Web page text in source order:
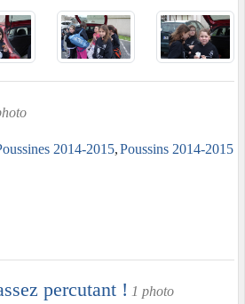
2014-2015 Poussins 2014-2015
percutant ! 1 photo